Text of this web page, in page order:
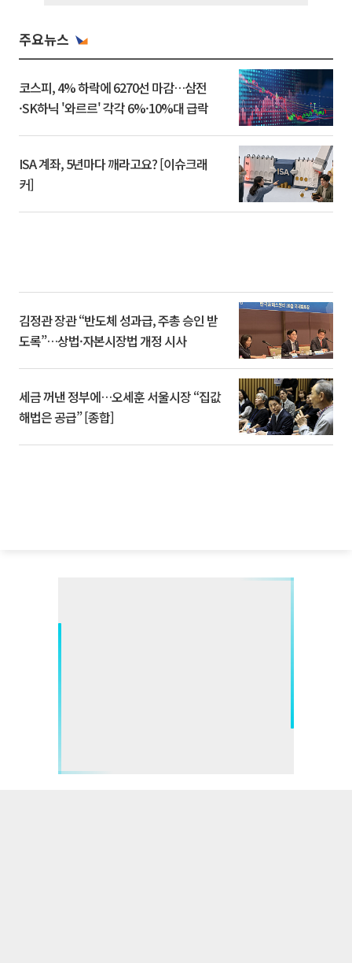
주요뉴스
코스피, 4% 하락에 6270선 마감…삼전
·SK하닉 '와르르' 각각 6%·10%대 급락
ISA 계좌, 5년마다 깨라고요? [이슈크래
커]
김정관 장관 “반도체 성과급, 주총 승인 받
도록”…상법·자본시장법 개정 시사
세금 꺼낸 정부에…오세훈 서울시장 “집값
해법은 공급” [종합]